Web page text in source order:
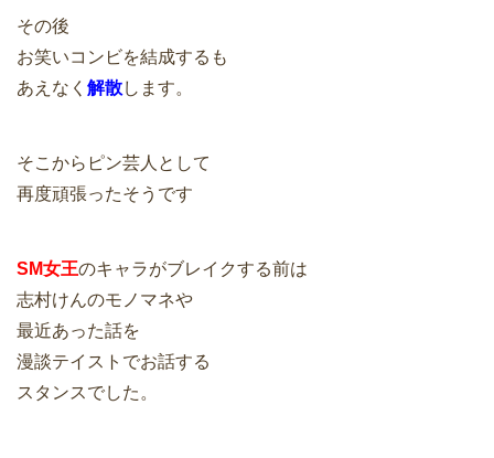
その後
お笑いコンビを結成するも
あえなく 解散します。
そこからピン芸人として
再度頑張ったそうです
SM女王のキャラがブレイクする前は
志村けんのモノマネや
最近あった話を
漫談テイストでお話する
スタンスでした。